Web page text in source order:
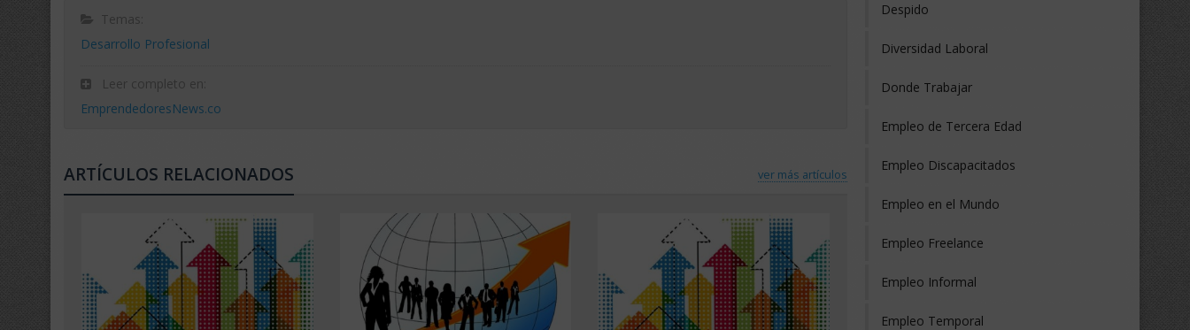
Temas:
Desarrollo Profesional
Leer completo en:
EmprendedoresNews.co
ver más artículos
ARTÍCULOS RELACIONADOS
Despido
Diversidad Laboral
Donde Trabajar
Empleo de Tercera Edad
Empleo Discapacitados
Empleo en el Mundo
Empleo Freelance
Empleo Informal
Empleo Temporal